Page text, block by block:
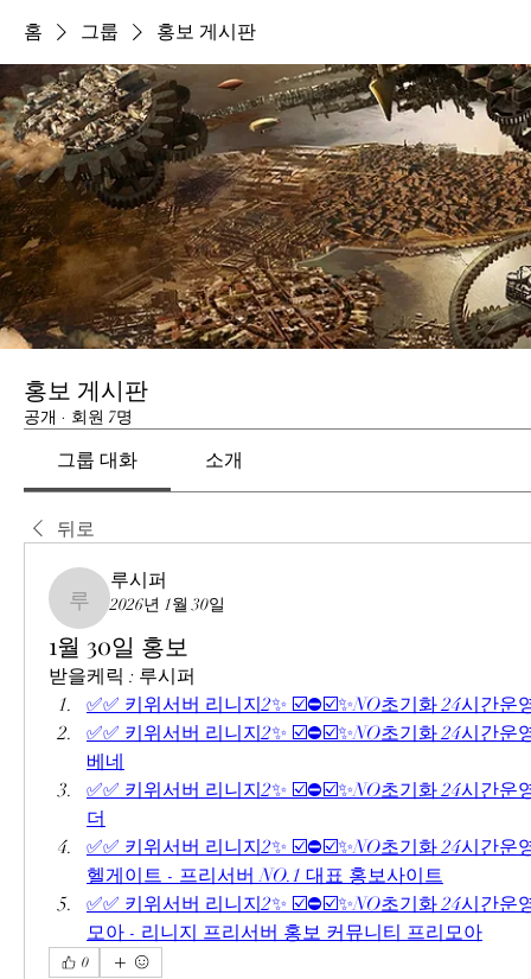
홈 그룹 홍보 게시판
홍보 게시판
공개 · 회원 7명
그룹 대화 소개
뒤로
루시퍼
루시퍼
2026년 1월 30일
1월 30일 홍보
받을케릭 : 루시퍼
✅✅ 키위서버 리니지2✨ ☑️⛔☑️✨NO초기화 24시간운
✅✅ 키위서버 리니지2✨ ☑️⛔☑️✨NO초기화 24시간운
베네
✅✅ 키위서버 리니지2✨ ☑️⛔☑️✨NO초기화 24시간운
더
✅✅ 키위서버 리니지2✨ ☑️⛔☑️✨NO초기화 24시간운
헬게이트 - 프리서버 NO.1 대표 홍보사이트
✅✅ 키위서버 리니지2✨ ☑️⛔☑️✨NO초기화 24시간운
모아 - 리니지 프리서버 홍보 커뮤니티 프리모아
0